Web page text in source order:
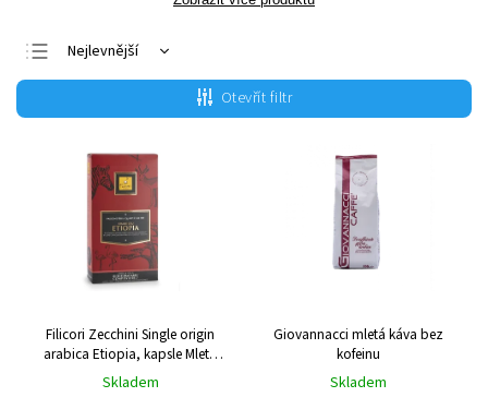
Nejlevnější
Nejdražší
Nejprodávanější
Abecedně
Otevřít filtr
Filicori Zecchini Single origin
arabica Etiopia, kapsleMletá
káva Arabica Etiopia v kapslích
Skladem
Giovannacci mletá káva bez
kofeinu
Skladem